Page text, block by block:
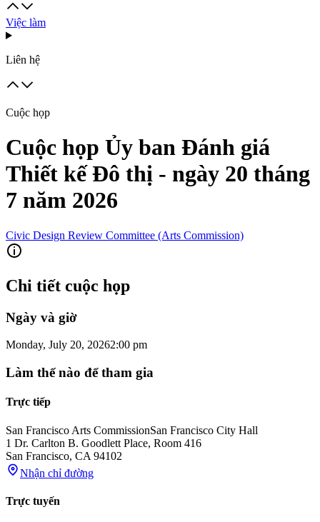
Việc làm
Liên hệ
Cuộc họp
Cuộc họp Ủy ban Đánh giá
Thiết kế Đô thị - ngày 20 tháng
7 năm 2026
Civic Design Review Committee (Arts Commission)
Chi tiết cuộc họp
Ngày và giờ
Monday, July 20, 20262:00 pm
Làm thế nào để tham gia
Trực tiếp
San Francisco Arts CommissionSan Francisco City Hall
1 Dr. Carlton B. Goodlett Place, Room 416
San Francisco, CA 94102
Nhận chỉ đường
Trực tuyến